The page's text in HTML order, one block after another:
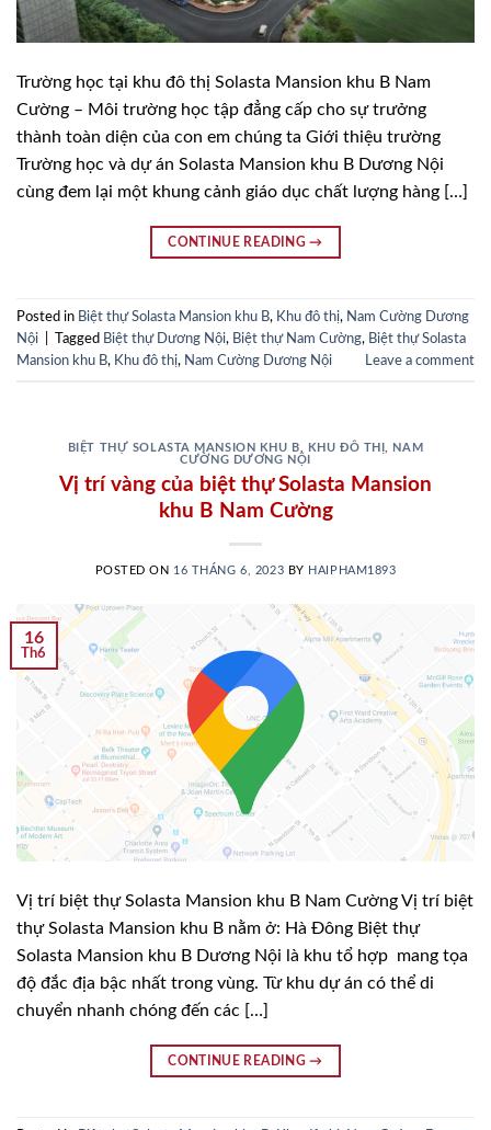
Trường học tại khu đô thị Solasta Mansion khu B Nam
Cường – Môi trường học tập đẳng cấp cho sự trưởng
thành toàn diện của con em chúng ta Giới thiệu trường
Trường học và dự án Solasta Mansion khu B Dương Nội
cùng đem lại một khung cảnh giáo dục chất lượng hàng […]
CONTINUE READING→
Posted in Biệt thự Solasta Mansion khu B, Khu đô thị, Nam Cường Dương
Nội
Tagged Biệt thự Dương Nội, Biệt thự Nam Cường, Biệt thự Solasta
Mansion khu B, Khu đô thị, Nam Cường Dương Nội Leave a comment
BIỆT THỰ SOLASTA MANSION KHU B KHU ĐÔ THỊ
NAM
CƯỜNG DƯƠNG NỘI
Vị trí vàng của biệt thự Solasta Mansion
khu B Nam Cường
POSTED ON 16 THÁNG 6, 2023 BY HAIPHAM1893
16
Th6
Vị trí biệt thự Solasta Mansion khu B Nam Cường Vị trí biệt
thự Solasta Mansion khu B nằm ở: Hà Đông Biệt thự
Solasta Mansion khu B Dương Nội là khu tổ hợp mang tọa
độ đắc địa bậc nhất trong vùng. Từ khu dự án có thể di
chuyển nhanh chóng đến các […]
CONTINUE READING→